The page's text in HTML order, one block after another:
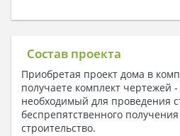
Состав проекта
Приобретая проект дома в
получаете комплект чертежей
необходимый для проведения
беспрепятственного
строительство.